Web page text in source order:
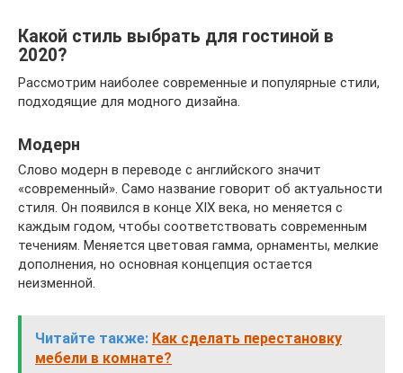
Какой стиль выбрать для гостиной в
2020?
Рассмотрим наиболее современные и популярные стили,
подходящие для модного дизайна.
Модерн
Слово модерн в переводе с английского значит
«современный». Само название говорит об актуальности
стиля. Он появился в конце XIX века, но меняется с
каждым годом, чтобы соответствовать современным
течениям. Меняется цветовая гамма, орнаменты, мелкие
дополнения, но основная концепция остается
неизменной.
Читайте также: Как сделать перестановку
мебели в комнате?